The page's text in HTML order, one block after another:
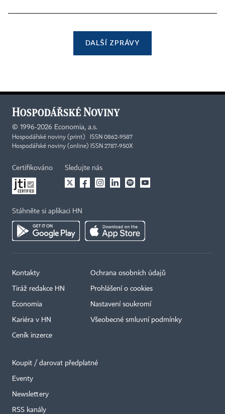
DALŠÍ ZPRÁVY
© 1996-2026 Economia, a.s.
Hospodářské noviny (print) ISSN 0862-9587
Hospodářské noviny (online) ISSN 2787-950X
Certifikováno Sledujte nás
Stáhněte si aplikaci HN
Kontakty
Tiráž redakce HN
Economia
Kariéra v HN
Ceník inzerce
Ochrana osobních údajů
Prohlášení o cookies
Nastavení soukromí
Všeobecné smluvní podmínky
Koupit / darovat předplatné
Eventy
Newslettery
RSS kanály